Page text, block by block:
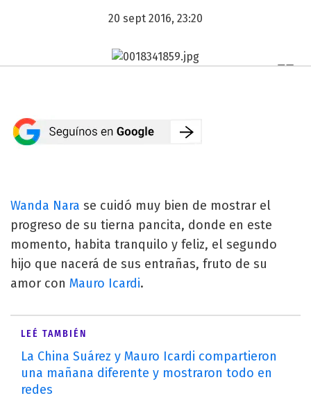
20 sept 2016, 23:20
Wanda Nara se cuidó muy bien de mostrar el
progreso de su tierna pancita, donde en este
momento, habita tranquilo y feliz, el segundo
hijo que nacerá de sus entrañas, fruto de su
amor con Mauro Icardi.
LEÉ TAMBIÉN
La China Suárez y Mauro Icardi compartieron
una mañana diferente y mostraron todo en
redes